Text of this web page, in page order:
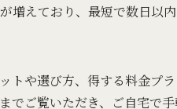
増えており、最短で数日以
トや選び方、得する料金プ
ご覧いただき、ご自宅で